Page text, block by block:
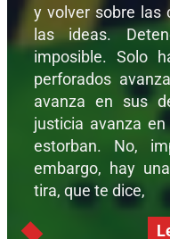
y volver sobre las
las ideas.
imposible. Solo
perforados
avanza en sus
justicia avanza
estorban. No,
embargo, hay
tira, que te dice,